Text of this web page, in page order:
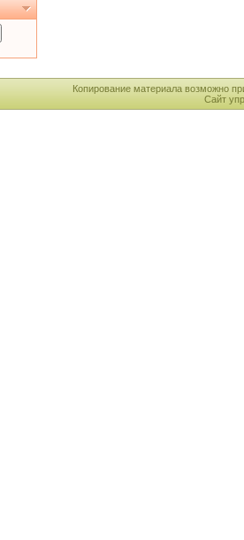
Копирование материала возможно
Сайт